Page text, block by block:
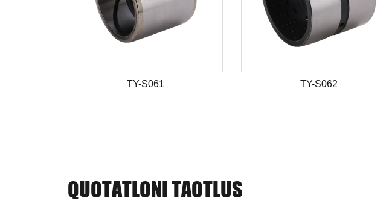
TY-S061 TY-S062
QUOTATLONI TAOTLUS